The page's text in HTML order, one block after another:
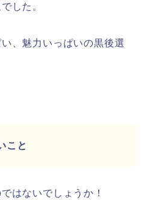
した。
、魅力いっぱいの黒後選
こと
はないでしょうか！